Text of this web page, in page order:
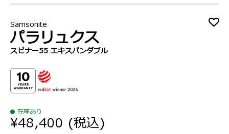
Samsonite
パラリュクス
スピナー55 エキスパンダブル
在庫あり
¥48,400 (税込)